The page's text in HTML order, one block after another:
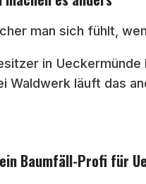
man sich fühlt,
in Ueckermünde
Waldwerk läuft das
Baumfäll-Profi für